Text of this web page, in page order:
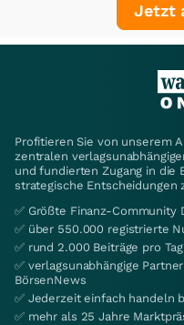
Jetzt
Profitieren Sie von unserem
zentralen
und fundierten Zugang in
strategische Entscheidungen
✅ Größte Finanz-Community
✅ über 550.000 registrierte
✅ rund 2.000 Beiträge pro Tag
✅ verlagsunabhängige
BörsenNews
✅ Jederzeit einfach handeln
✅ mehr als 25 Jahre